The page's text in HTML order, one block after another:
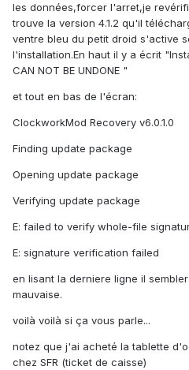
les données,forcer l'arret,je
trouve la version 4.1.2 qu'il
ventre bleu du petit droid s'active
l'installation.En haut il y a écrit
CAN NOT BE UNDONE "
et tout en bas de l'écran:
ClockworkMod Recovery v6.0.1.0
Finding update package
Opening update package
Verifying update package
E: failed to verify whole-file
E: signature verification failed
en lisant la derniere ligne il
mauvaise.
voilà voilà si ça vous parle...
notez que j'ai acheté la tablette
chez SFR (ticket de caisse)